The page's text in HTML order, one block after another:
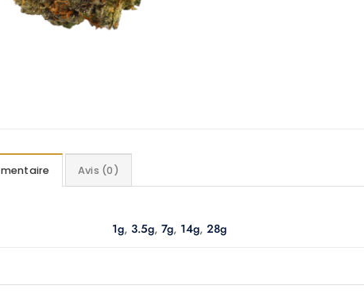
Avis (0)
1g,3.5g,7g, 14g,28g